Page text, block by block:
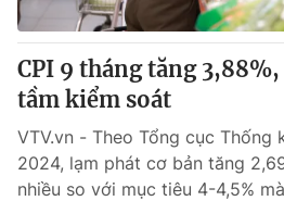
CPI 9 tháng tăng
tầm kiểm soát
VTV.vn - Theo Tổng cục Thống
2024, lạm phát cơ bản tăng
nhiều so với mục tiêu 4-4,5%